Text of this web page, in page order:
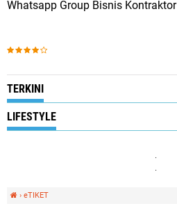
Whatsapp Group Bisnis Kontraktor
TERKINI
LIFESTYLE
› eTIKET